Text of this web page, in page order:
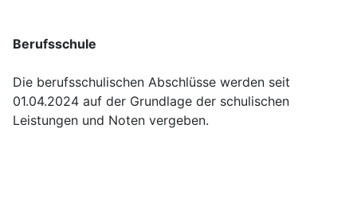
Berufsschule
Die berufsschulischen Abschlüsse werden seit
01.04.2024 auf der Grundlage der schulischen
Leistungen und Noten vergeben.